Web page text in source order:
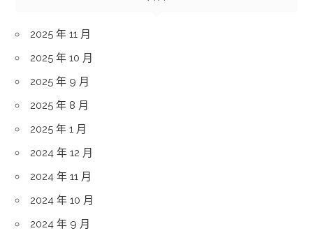
2025 年 11 月
2025 年 10 月
2025 年 9 月
2025 年 8 月
2025 年 1 月
2024 年 12 月
2024 年 11 月
2024 年 10 月
2024 年 9 月